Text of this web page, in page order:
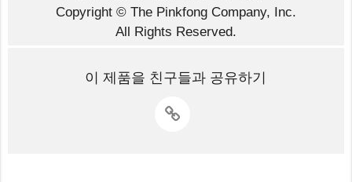
Copyright © The Pinkfong Company, Inc.
All Rights Reserved.
이 제품을 친구들과 공유하기